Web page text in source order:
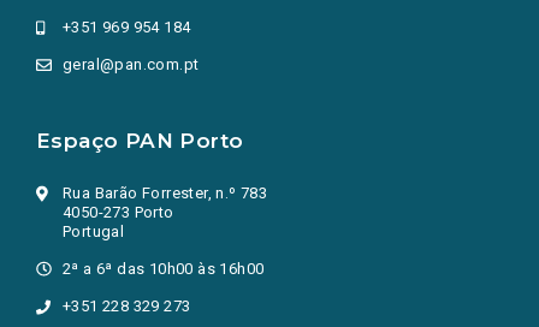
+351 969 954 184
geral@pan.com.pt
Espaço PAN Porto
Rua Barão Forrester, n.º 783
4050-273 Porto
Portugal
2ª a 6ª das 10h00 às 16h00
+351 228 329 273